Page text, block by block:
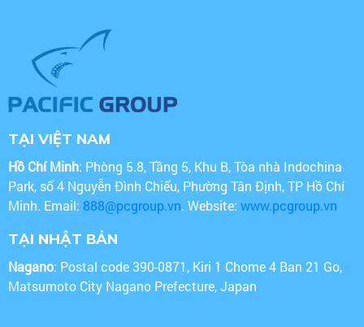
TẠI VIỆT NAM
Hồ Chí Minh: Phòng 5.8, Tầng 5, Khu B, Tòa nhà Indochina
Park, số 4 Nguyễn Đình Chiểu, Phường Tân Định, TP Hồ Chí
Minh. Email: 888@pcgroup.vn. Website: www.pcgroup.vn
TẠI NHẬT BẢN
Nagano: Postal code 390-0871, Kiri 1 Chome 4 Ban 21 Go,
Matsumoto City Nagano Prefecture, Japan